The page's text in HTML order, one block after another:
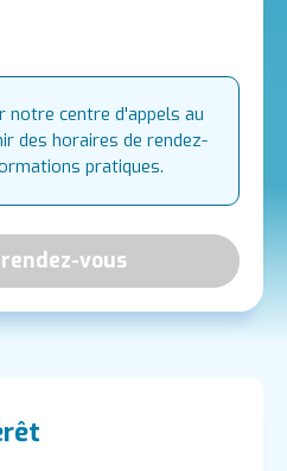
notre centre d'appels au
des horaires de rendez-
pratiques.
vous